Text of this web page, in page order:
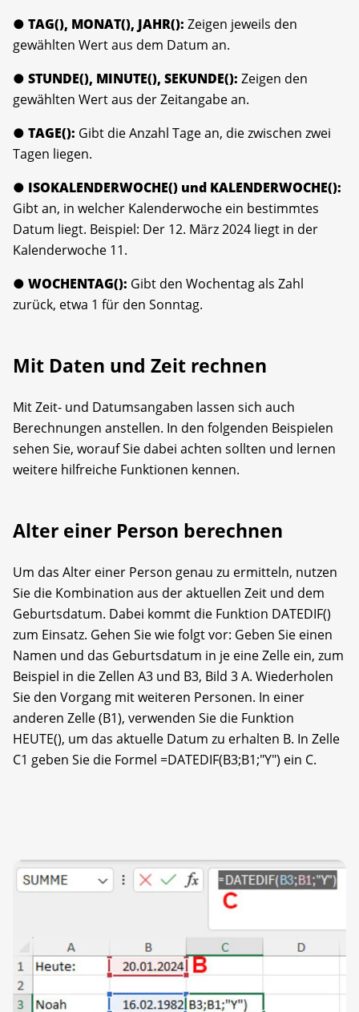
● TAG(), MONAT(), JAHR(): Zeigen jeweils den
gewählten Wert aus dem Datum an.
● STUNDE(), MINUTE(), SEKUNDE(): Zeigen den
gewählten Wert aus der Zeitangabe an.
● TAGE(): Gibt die Anzahl Tage an, die zwischen zwei
Tagen liegen.
● ISOKALENDERWOCHE() und KALENDER­WOCHE():
Gibt an, in welcher Kalenderwoche ein bestimmtes
Datum liegt. Beispiel: Der 12. März 2024 liegt in der
Kalenderwoche 11.
● WOCHENTAG(): Gibt den Wochentag als Zahl
zurück, etwa 1 für den Sonntag.
Mit Daten und Zeit rechnen
Mit Zeit- und Datumsangaben lassen sich auch
Berechnungen anstellen. In den folgenden Beispielen
sehen Sie, worauf Sie dabei achten sollten und lernen
weitere hilfreiche Funktionen kennen.
Alter einer Person berechnen
Um das Alter einer Person genau zu ermitteln, nutzen
Sie die Kombination aus der aktuellen Zeit und dem
Geburtsdatum. Dabei kommt die Funktion DATEDIF()
zum Einsatz. Gehen Sie wie folgt vor: Geben Sie einen
Namen und das Geburtsdatum in je eine Zelle ein, zum
Beispiel in die Zellen A3 und B3, Bild 3 A. Wiederholen
Sie den Vorgang mit weiteren Personen. In einer
anderen Zelle (B1), verwenden Sie die Funktion
HEUTE(), um das aktuelle Datum zu erhalten B. In Zelle
C1 geben Sie die Formel =DATEDIF(B3;B1;"Y") ein C.